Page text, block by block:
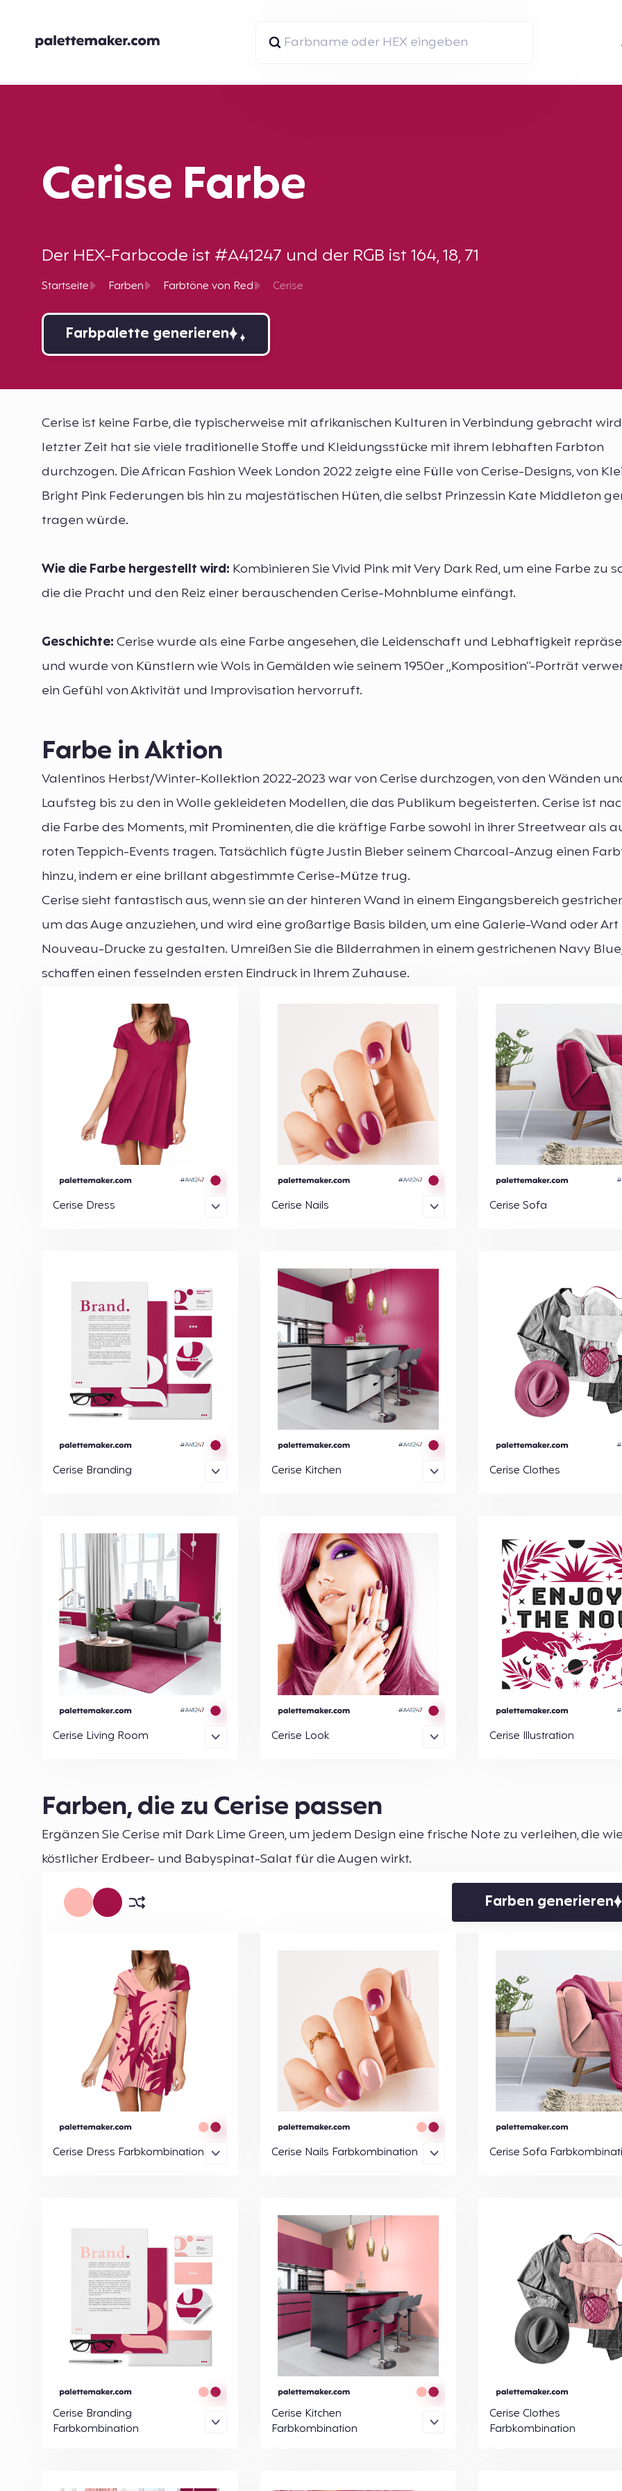
Cerise Farbe
Der HEX-Farbcode ist #A41247 und der RGB ist 164, 18, 71
Startseite Farben Farbtöne von Red Cerise
Farbpalette generieren
Cerise ist keine Farbe, die typischerweise mit afrikanischen Kulturen in Verbindung gebracht
letzter Zeit hat sie viele traditionelle Stoffe und Kleidungsstücke mit ihrem lebhaften Farbton
durchzogen. Die African Fashion Week London 2022 zeigte eine Fülle von Cerise-Designs, von
Bright Pink Federungen bis hin zu majestätischen Hüten, die selbst Prinzessin Kate Middleton
tragen würde.
Wie die Farbe hergestellt wird: Kombinieren Sie Vivid Pink mit Very Dark Red, um eine Farbe zu
die die Pracht und den Reiz einer berauschenden Cerise-Mohnblume einfängt.
Geschichte:Cerise wurde als eine Farbe angesehen, die Leidenschaft und Lebhaftigkeit
und wurde von Künstlern wie Wols in Gemälden wie seinem 1950er „Komposition“-Porträt
ein Gefühl von Aktivität und Improvisation hervorruft.
Farbe in Aktion
Valentinos Herbst/Winter-Kollektion 2022-2023 war von Cerise durchzogen, von den Wänden
Laufsteg bis zu den in Wolle gekleideten Modellen, die das Publikum begeisterten. Cerise ist
die Farbe des Moments, mit Prominenten, die die kräftige Farbe sowohl in ihrer Streetwear als
roten Teppich-Events tragen. Tatsächlich fügte Justin Bieber seinem Charcoal-Anzug einen
hinzu, indem er eine brillant abgestimmte Cerise-Mütze trug.
Cerise sieht fantastisch aus, wenn sie an der hinteren Wand in einem Eingangsbereich
um das Auge anzuziehen, und wird eine großartige Basis bilden, um eine Galerie-Wand oder Art
Nouveau-Drucke zu gestalten. Umreißen Sie die Bilderrahmen in einem gestrichenen Navy
schaffen einen fesselnden ersten Eindruck in Ihrem Zuhause.
Cerise Dress Cerise Nails Cerise Sofa
Cerise Branding Cerise Kitchen Cerise Clothes
Cerise Living Room Cerise Look Cerise Illustration
Farben, die zu Cerise passen
Ergänzen Sie Cerise mit Dark Lime Green, um jedem Design eine frische Note zu verleihen, die
köstlicher Erdbeer- und Babyspinat-Salat für die Augen wirkt.
Farben generieren
Cerise Dress Farbkombination Cerise Nails Farbkombination Cerise Sofa
Cerise Branding
Farbkombination
Cerise Kitchen
Farbkombination
Cerise Clothes
Farbkombination